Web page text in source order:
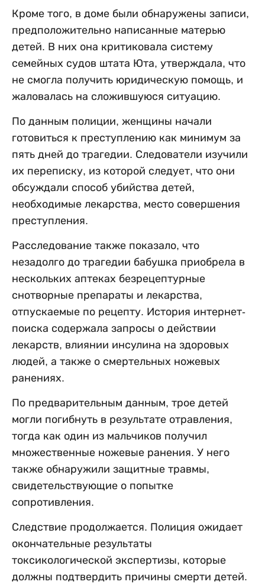
Кроме того, в доме были обнаружены записи,
предположительно написанные матерью
детей. В них она критиковала систему
семейных судов штата Юта, утверждала, что
не смогла получить юридическую помощь, и
жаловалась на сложившуюся ситуацию.
По данным полиции, женщины начали
готовиться к преступлению как минимум за
пять дней до трагедии. Следователи изучили
их переписку, из которой следует, что они
обсуждали способ убийства детей,
необходимые лекарства, место совершения
преступления.
Расследование также показало, что
незадолго до трагедии бабушка приобрела в
нескольких аптеках безрецептурные
снотворные препараты и лекарства,
отпускаемые по рецепту. История интернет-
поиска содержала запросы о действии
лекарств, влиянии инсулина на здоровых
людей, а также о смертельных ножевых
ранениях.
По предварительным данным, трое детей
могли погибнуть в результате отравления,
тогда как один из мальчиков получил
множественные ножевые ранения. У него
также обнаружили защитные травмы,
свидетельствующие о попытке
сопротивления.
Следствие продолжается. Полиция ожидает
окончательные результаты
токсикологической экспертизы, которые
должны подтвердить причины смерти детей.